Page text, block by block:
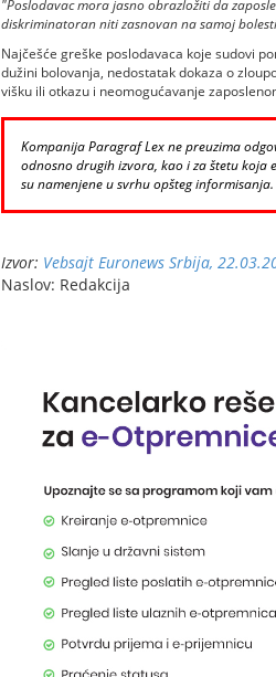
"Poslodavac mora jasno obrazložiti da
diskriminatoran niti zasnovan na samoj
Najčešće greške poslodavaca koje sudovi
dužini bolovanja, nedostatak dokaza o
višku ili otkazu i neomogućavanje
Kompanija Paragraf Lex ne preuzima
odnosno drugih izvora, kao i za štetu koja
su namenjene u svrhu opšteg informisanja.
Izvor: Vebsajt Euronews Srbija,
Naslov: Redakcija